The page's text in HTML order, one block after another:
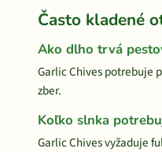
Často kladené
Ako dlho trvá
Garlic Chives potrebuje
zber.
Koľko slnka
Garlic Chives vyžaduje